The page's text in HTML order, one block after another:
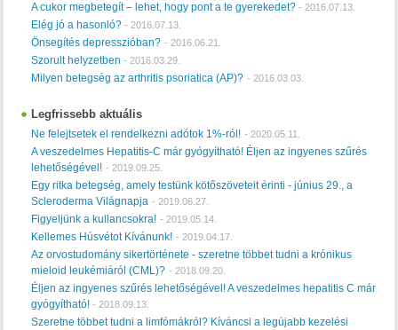
A cukor megbetegít – lehet, hogy pont a te gyerekedet?- 2016.07.13.
Elég jó a hasonló?- 2016.07.13.
Önsegítés depresszióban? - 2016.06.21.
Szorult helyzetben- 2016.03.29.
Milyen betegség az arthritis psoriatica (AP)? - 2016.03.03.
Legfrissebb aktuális
Ne felejtsetek el rendelkezni adótok 1%-ról! - 2020.05.11.
A veszedelmes Hepatitis-C már gyógyítható! Éljen az ingyenes szűrés
lehetőségével! - 2019.09.25.
Egy ritka betegség, amely testünk kötőszöveteit érinti - június 29., a
Scleroderma Világnapja - 2019.06.27.
Figyeljünk a kullancsokra! - 2019.05.14.
Kellemes Húsvétot Kívánunk! - 2019.04.17.
Az orvostudomány sikertörténete - szeretne többet tudni a krónikus
mieloid leukémiáról (CML)? - 2018.09.20.
Éljen az ingyenes szűrés lehetőségével! A veszedelmes hepatitis C már
gyógyítható!- 2018.09.13.
Szeretne többet tudni a limfómákról? Kíváncsi a legújabb kezelési